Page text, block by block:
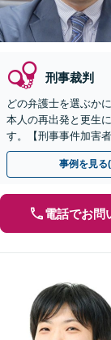
刑事裁判
どの弁護士を選ぶか
本人の再出発と更生
す。【刑事事件加害
事例を見る
電話でお問